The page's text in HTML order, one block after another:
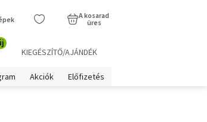
A kosarad
üres
KIEGÉSZÍTŐ/AJÁNDÉK
Akciók Előfizetés